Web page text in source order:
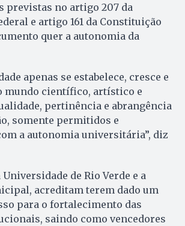
previstas no artigo 207 da
e artigo 161 da Constituição
quer a autonomia da
apenas se estabelece, cresce e
mundo científico, artístico e
pertinência e abrangência
somente permitidos e
a autonomia universitária”, diz
Universidade de Rio Verde e a
acreditam terem dado um
para o fortalecimento das
saindo como vencedores